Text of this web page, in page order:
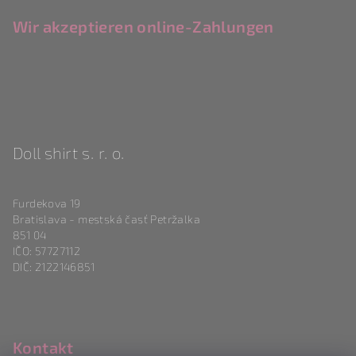
Wir akzeptieren online-Zahlungen
Doll shirt s. r. o.
Furdekova 19
Bratislava - mestská časť Petržalka
851 04
IČO: 57727112
DIČ: 2122146851
Kontakt